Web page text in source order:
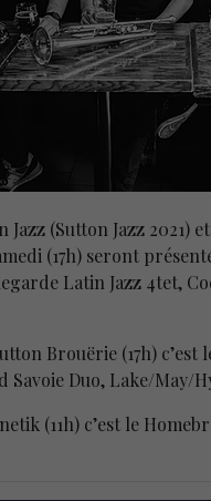
Jazz (Sutton Jazz
(17h) seront
Latin Jazz 4tet,
Brouërie (17h)
Savoie Duo, Lake/
(11h) c’est le